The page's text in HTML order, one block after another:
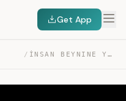
Get App
/ İNSAN BEYNINE YOLCULUK — TRANSCRIPT